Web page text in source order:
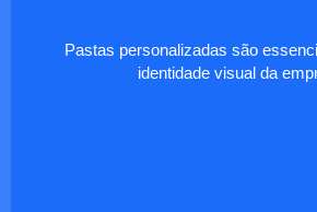
Pastas personalizadas são
identidade visual da